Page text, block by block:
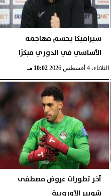
سيراميكا يحسم مهاجمه
الأساسي في الدوري مبكرًا
الثلاثاء، 4 أغسطس 2026 10:02 مـ
آخر تطورات عروض مصطفى
شوبير الأوروبية